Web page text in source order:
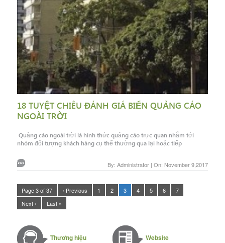
18 TUYỆT CHIÊU ĐÁNH GIÁ BIỂN QUẢNG CÁO
NGOÀI TRỜI
Quảng cáo ngoài trời là hình thức quảng cáo trực quan nhắm tới
nhóm đối tượng khách hàng cụ thể thường qua lại hoặc tiếp
By: Administrator | On: November 9,2017
Page 3 of 37 ‹ Previous 1 2 3 4 5 6
7
Next ›
Last »
Thương hiệu Website